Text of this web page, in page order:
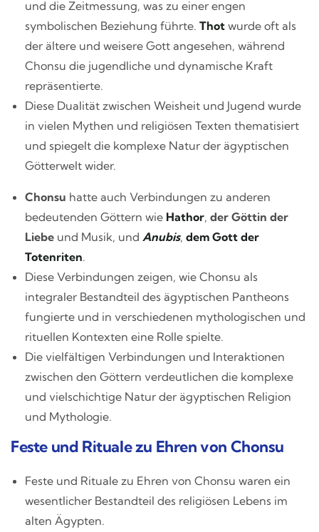
und die Zeitmessung, was zu einer engen
symbolischen Beziehung führte. Thot wurde oft als
der ältere und weisere Gott angesehen, während
Chonsu die jugendliche und dynamische Kraft
repräsentierte.
Diese Dualität zwischen Weisheit und Jugend wurde
in vielen Mythen und religiösen Texten thematisiert
und spiegelt die komplexe Natur der ägyptischen
Götterwelt wider.
Chonsu hatte auch Verbindungen zu anderen
bedeutenden Göttern wie Hathor, der Göttin der
Liebe und Musik, und Anubis, dem Gott der
Totenriten.
Diese Verbindungen zeigen, wie Chonsu als
integraler Bestandteil des ägyptischen Pantheons
fungierte und in verschiedenen mythologischen und
rituellen Kontexten eine Rolle spielte.
Die vielfältigen Verbindungen und Interaktionen
zwischen den Göttern verdeutlichen die komplexe
und vielschichtige Natur der ägyptischen Religion
und Mythologie.
Feste und Rituale zu Ehren von Chonsu
Feste und Rituale zu Ehren von Chonsu waren ein
wesentlicher Bestandteil des religiösen Lebens im
alten Ägypten.